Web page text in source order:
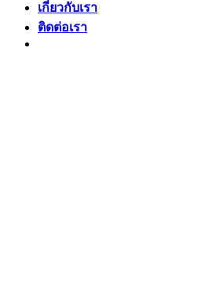
เกี่ยวกับเรา
ติดต่อเรา